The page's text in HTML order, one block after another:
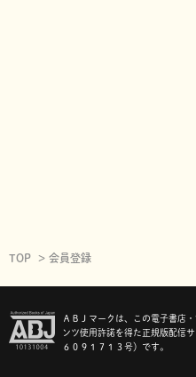
TOP 会員登録
ＡＢＪマークは、この電子書店
ンツ使用許諾を得た正規版配信
６０９１７１３号）です。